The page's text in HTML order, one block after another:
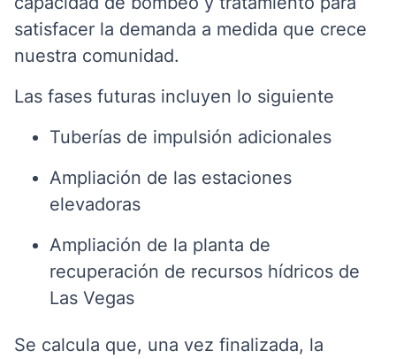
satisfacer la demanda a medida que crece
nuestra comunidad.
Las fases futuras incluyen lo siguiente
Tuberías de impulsión adicionales
Ampliación de las estaciones
elevadoras
Ampliación de la planta de
recuperación de recursos hídricos de
Las Vegas
Se calcula que, una vez finalizada, la